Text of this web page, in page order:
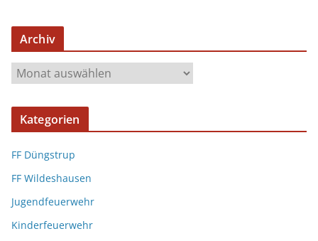
Archiv
Kategorien
FF Düngstrup
FF Wildeshausen
Jugendfeuerwehr
Kinderfeuerwehr